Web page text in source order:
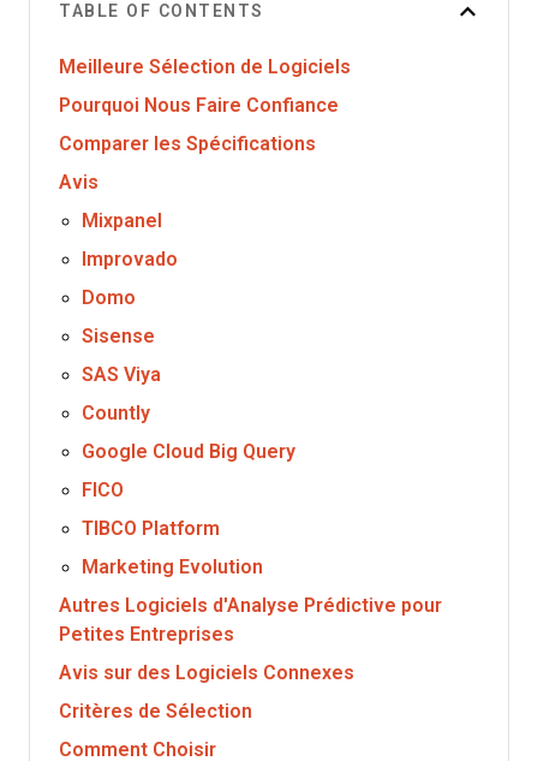
TABLE OF CONTENTS
Meilleure Sélection de Logiciels
Pourquoi Nous Faire Confiance
Comparer les Spécifications
Avis
Mixpanel
Improvado
Domo
Sisense
SAS Viya
Countly
Google Cloud Big Query
FICO
TIBCO Platform
Marketing Evolution
Autres Logiciels d'Analyse Prédictive pour
Petites Entreprises
Avis sur des Logiciels Connexes
Critères de Sélection
Comment Choisir